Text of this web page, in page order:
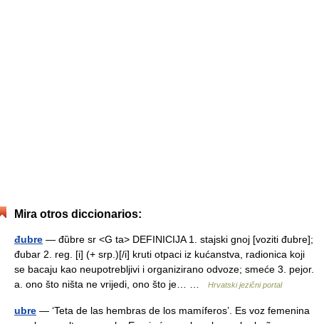
Mira otros diccionarios:
đubre — đȕbre sr <G ta> DEFINICIJA 1. stajski gnoj [voziti đubre];
đubar 2. reg. [i] (+ srp.)[/i] kruti otpaci iz kućanstva, radionica koji
se bacaju kao neupotrebljivi i organizirano odvoze; smeće 3. pejor.
a. ono što ništa ne vrijedi, ono što je… …
Hrvatski jezični portal
ubre — ‘Teta de las hembras de los mamíferos’. Es voz femenina